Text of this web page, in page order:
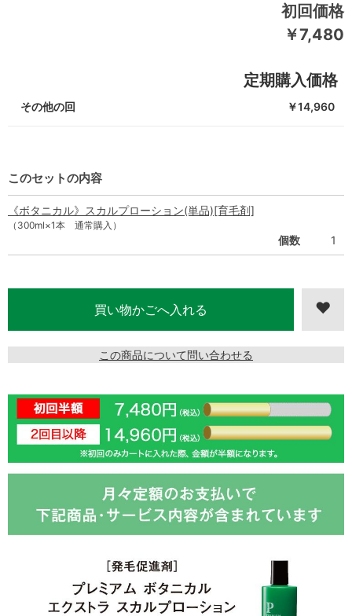
初回価格
￥7,480
定期購入価格
その他の回 ￥14,960
このセットの内容
《ボタニカル》スカルプローション(単品)[育毛剤]
（300ml×1本 通常購入）
個数 1
この商品について問い合わせる